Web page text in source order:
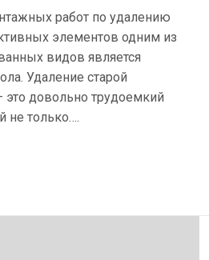
работ по удалению
элементов одним из
видов является
Удаление старой
это довольно трудоемкий
не только….